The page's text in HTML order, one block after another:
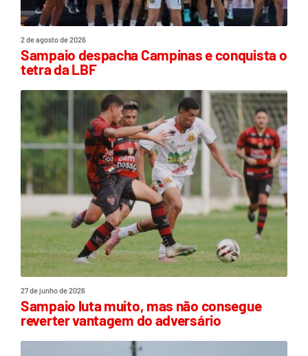
2 de agosto de 2026
Sampaio despacha Campinas e conquista o
tetra da LBF
27 de junho de 2026
Sampaio luta muito, mas não consegue
reverter vantagem do adversário